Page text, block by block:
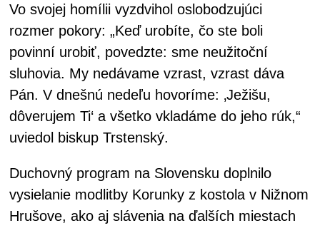
Vo svojej homílii vyzdvihol oslobodzujúci
rozmer pokory: „Keď urobíte, čo ste boli
povinní urobiť, povedzte: sme neužitoční
sluhovia. My nedávame vzrast, vzrast dáva
Pán. V dnešnú nedeľu hovoríme: ‚Ježišu,
dôverujem Ti‘ a všetko vkladáme do jeho rúk,“
uviedol biskup Trstenský.
Duchovný program na Slovensku doplnilo
vysielanie modlitby Korunky z kostola v Nižnom
Hrušove, ako aj slávenia na ďalších miestach